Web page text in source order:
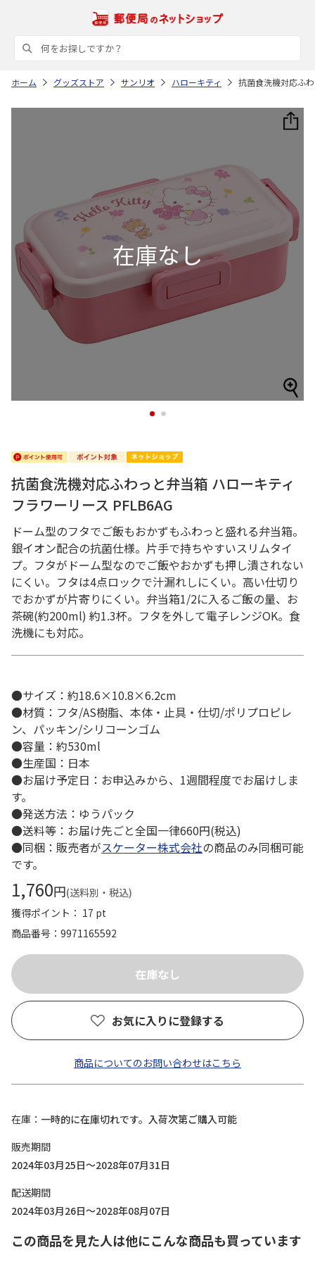
ホーム グッズストア サンリオ ハローキティ 抗菌食洗機対応ふ
1 2
抗菌食洗機対応ふわっと弁当箱 ハローキティ
フラワーリース PFLB6AG
ドーム型のフタでご飯もおかずもふわっと盛れる弁当箱。
銀イオン配合の抗菌仕様。片手で持ちやすいスリムタイ
プ。フタがドーム型なのでご飯やおかずも押し潰されない
にくい。フタは4点ロックで汁漏れしにくい。高い仕切り
でおかずが片寄りにくい。弁当箱1/2に入るご飯の量、お
茶碗(約200ml) 約1.3杯。フタを外して電子レンジOK。食
洗機にも対応。
●サイズ：約18.6×10.8×6.2cm
●材質：フタ/AS樹脂、本体・止具・仕切/ポリプロピレ
ン、パッキン/シリコーンゴム
●容量：約530ml
●生産国：日本
●お届け予定日：お申込みから、1週間程度でお届けしま
す。
●発送方法：ゆうパック
●送料等：お届け先ごと全国一律660円(税込)
●同梱：販売者がスケーター株式会社の商品のみ同梱可能
です。
1,760円(送料別・税込)
獲得ポイント： 17 pt
商品番号
9971165592
お気に入りに登録する
商品についてのお問い合わせはこちら
在庫
一時的に在庫切れです。入荷次第ご購入可能
販売期間
2024年03月25日～2028年07月31日
配送期間
2024年03月26日～2028年08月07日
この商品を見た人は他にこんな商品も買っています